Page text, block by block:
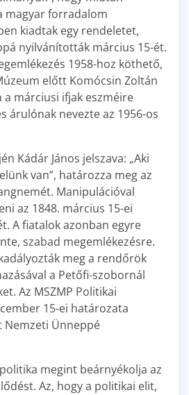
magyar forradalom
kiadtak egy rendeletet,
nyilvánították március 15-ét.
1958-hoz köthető,
előtt Komócsin Zoltán
márciusi ifjak eszméire
árulónak nevezte az 1956-os
Kádár János jelszava: „Aki
van”, határozza meg az
Manipulációval
az 1848. március 15-ei
A fiatalok azonban egyre
szabad megemlékezésre.
meg a rendőrök
a Petőfi-szobornál
Az MSZMP Politikai
15-ei határozata
Nemzeti Ünneppé
megint beárnyékolja az
Az, hogy a politikai elit,